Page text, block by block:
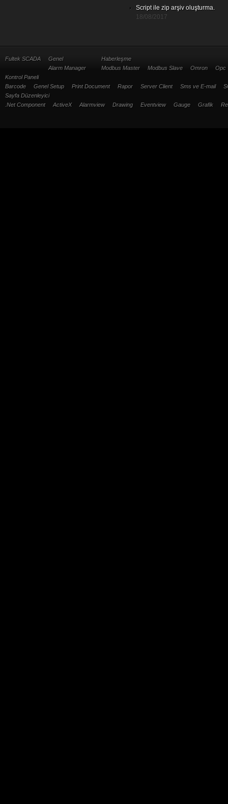
Script ile zip arşiv oluşturma.
18/08/2017
Fultek SCADA
Genel
Alarm Manager
Haberleşme
Modbus Master
Modbus Slave Omron
Opc
Kontrol Paneli
Barcode
Genel Setup Print Document Rapor Server Client Sms ve E-mail
Sayfa Düzenleyici
.Net Component
ActiveX Alarmview Drawing Eventview Gauge Grafik